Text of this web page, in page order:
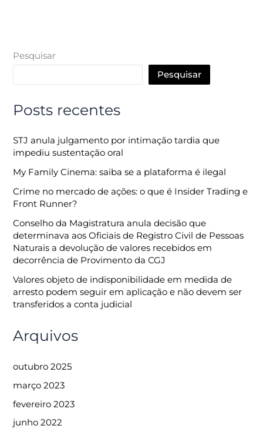
Pesquisar
Pesquisar
Posts recentes
STJ anula julgamento por intimação tardia que
impediu sustentação oral
My Family Cinema: saiba se a plataforma é ilegal
Crime no mercado de ações: o que é Insider Trading e
Front Runner?
Conselho da Magistratura anula decisão que
determinava aos Oficiais de Registro Civil de Pessoas
Naturais a devolução de valores recebidos em
decorrência de Provimento da CGJ
Valores objeto de indisponibilidade em medida de
arresto podem seguir em aplicação e não devem ser
transferidos a conta judicial
Arquivos
outubro 2025
março 2023
fevereiro 2023
junho 2022